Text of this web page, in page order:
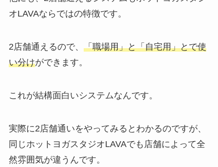
オLAVAならではの特徴です。
2店舗通えるので、 「職場用」と「自宅用」とで使
い分けができます。
これが結構面白いシステムなんです。
実際に2店舗通いをやってみるとわかるのですが、
同じホットヨガスタジオLAVAでも店舗によって全
然雰囲気が違うんです。